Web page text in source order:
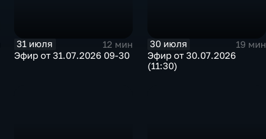
31 июля
12 мин
Эфир от 31.07.2026 09-30
30 июля
19 мин
Эфир от 30.07.2026
(11:30)